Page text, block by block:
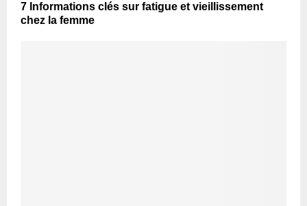
7 Informations clés sur fatigue et vieillissement
chez la femme